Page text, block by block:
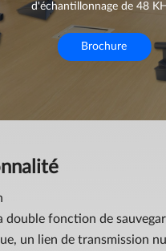
d'échantillonnage de 48
Brochure
double fonction de
un lien de transmission